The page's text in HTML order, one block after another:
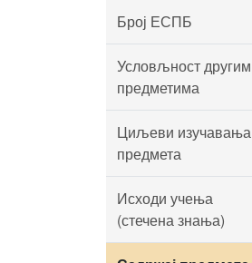
Број ЕСПБ
Условљност другим
предметима
Циљеви изучавања
предмета
Исходи учења
(стечена знања)